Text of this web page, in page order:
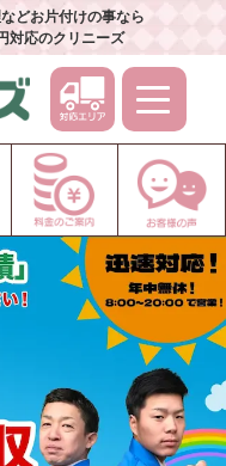
どお片付けの事なら
対応のクリニーズ